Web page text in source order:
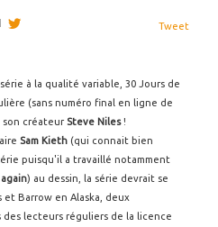
Tweet
à la qualité variable, 30 Jours de
(sans numéro final en ligne de
son créateurSteve Niles!
Sam Kieth (qui connait bien
puisqu'il a travaillé notamment
) au dessin, la série devrait se
Barrow en Alaska, deux
lecteurs réguliers de la licence